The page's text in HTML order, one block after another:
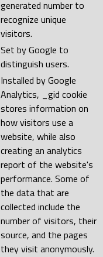
generated number to
recognize unique
visitors.
Set by Google to
distinguish users.
Installed by Google
Analytics, _gid cookie
stores information on
how visitors use a
website, while also
creating an analytics
report of the website's
performance. Some of
the data that are
collected include the
number of visitors, their
source, and the pages
they visit anonymously.